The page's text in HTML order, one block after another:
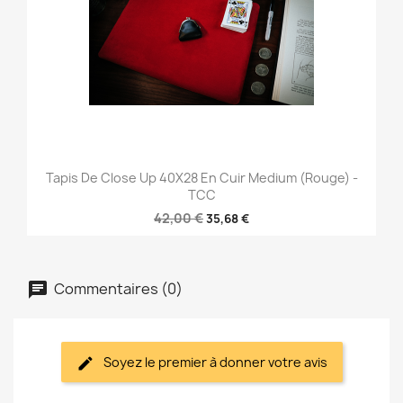
Tapis De Close Up 40X28 En Cuir Medium (Rouge) -
TCC
42,00 €35,68 €
Commentaires (0)
Soyez le premier à donner votre avis